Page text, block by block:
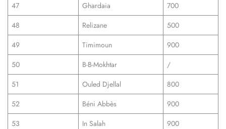
47
Ghardaia
700
48
Relizane
500
49
Timimoun
900
50
B-B-Mokhtar
/
51
Ouled Djellal
800
52
Béni Abbès
900
53
In Salah
900